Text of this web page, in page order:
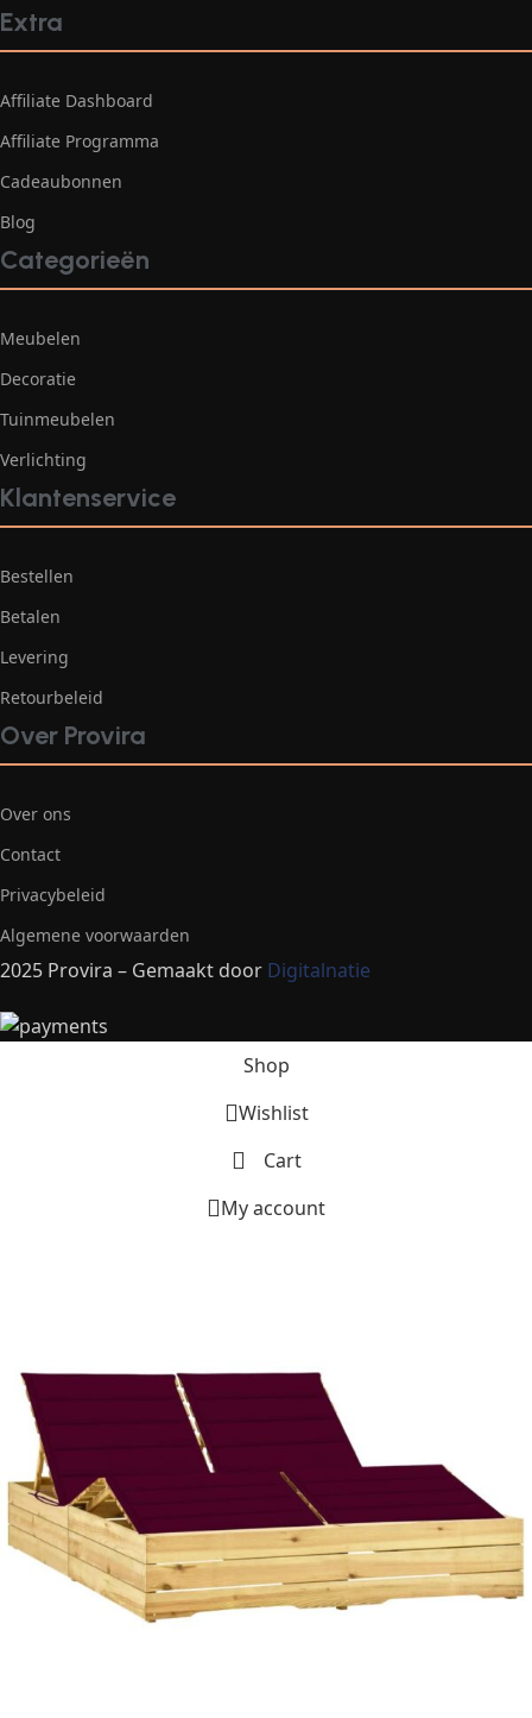
Extra
Affiliate Dashboard
Affiliate Programma
Cadeaubonnen
Blog
Categorieën
Meubelen
Decoratie
Tuinmeubelen
Verlichting
Klantenservice
Bestellen
Betalen
Levering
Retourbeleid
Over Provira
Over ons
Contact
Privacybeleid
Algemene voorwaarden
2025 Provira – Gemaakt door Digitalnatie
Shop
Wishlist
Cart
My account